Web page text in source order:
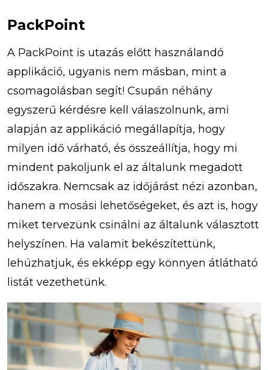
PackPoint
A PackPoint is utazás előtt használandó
applikáció, ugyanis nem másban, mint a
csomagolásban segít! Csupán néhány
egyszerű kérdésre kell válaszolnunk, ami
alapján az applikáció megállapítja, hogy
milyen idő várható, és összeállítja, hogy mi
mindent pakoljunk el az általunk megadott
időszakra. Nemcsak az időjárást nézi azonban,
hanem a mosási lehetőségeket, és azt is, hogy
miket tervezünk csinálni az általunk választott
helyszínen. Ha valamit bekészítettünk,
lehúzhatjuk, és ekképp egy könnyen átlátható
listát vezethetünk.